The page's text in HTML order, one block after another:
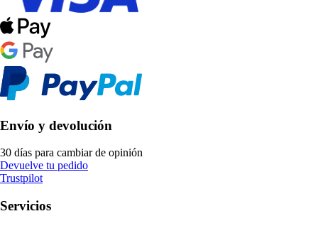
Envío y devolución
30 días para cambiar de opinión
Devuelve tu pedido
Trustpilot
Servicios